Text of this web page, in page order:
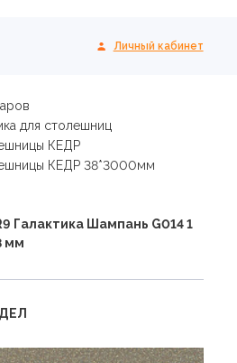
Личный кабинет
для столешниц
КЕДР
КЕДР 38*3000мм
Галактика Шампань G014 1
мм